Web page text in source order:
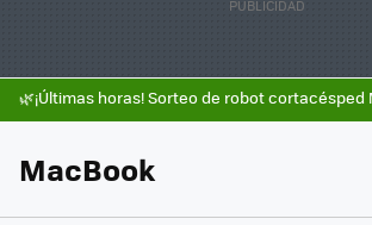
🌿¡Últimas horas! Sorteo de robot cortacésped
MacBook